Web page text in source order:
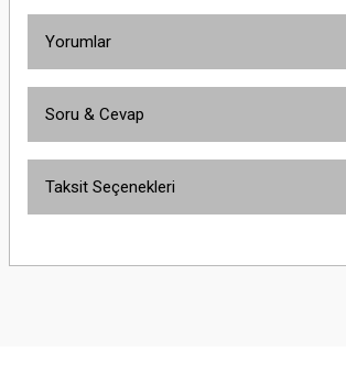
Yorumlar
Soru & Cevap
Soru Sor
Taksit Seçenekleri